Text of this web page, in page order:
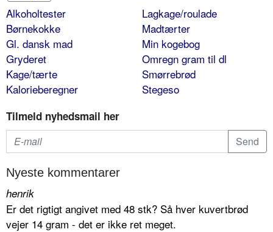
Alkoholtester
Børnekokke
Gl. dansk mad
Gryderet
Kage/tærte
Kalorieberegner
Lagkage/roulade
Madtærter
Min kogebog
Omregn gram til dl
Smørrebrød
Stegeso
Tilmeld nyhedsmail her
Nyeste kommentarer
henrik
Er det rigtigt angivet med 48 stk? Så hver kuvertbrød
vejer 14 gram - det er ikke ret meget.